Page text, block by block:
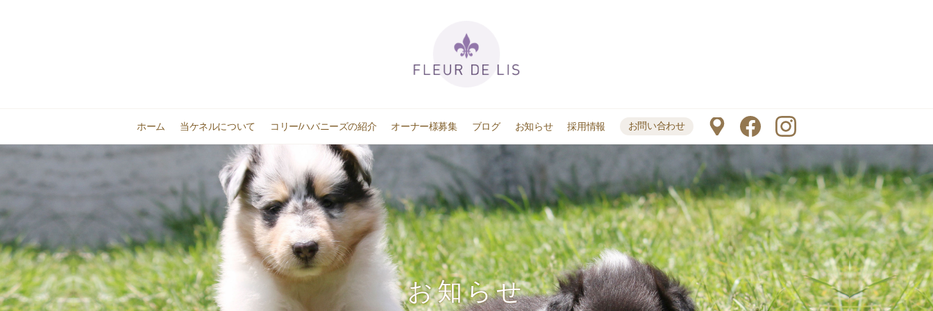
ホーム 当ケネルについて コリー/ハバニーズの紹介 オーナー様募集 ブログ お知らせ 採用情報 お問い合わせ
お知らせ